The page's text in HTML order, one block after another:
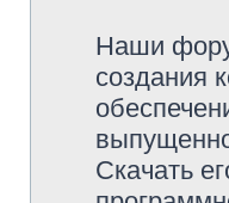
Наши
создания
Скачать